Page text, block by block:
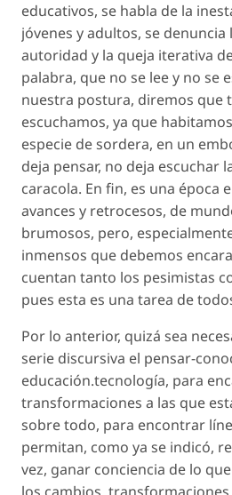
educativos, se habla de la
jóvenes y adultos, se
autoridad y la queja iterativa
palabra, que no se lee y no se
nuestra postura, diremos que
escuchamos, ya que
especie de sordera, en un
deja pensar, no deja escuchar
caracola. En fin, es una época
avances y retrocesos, de
brumosos, pero,
inmensos que debemos
cuentan tanto los pesimistas
pues esta es una tarea de
Por lo anterior, quizá sea
serie discursiva el pensar-
educación.tecnología, para
transformaciones a las que
sobre todo, para encontrar
permitan, como ya se indicó,
vez, ganar conciencia de lo